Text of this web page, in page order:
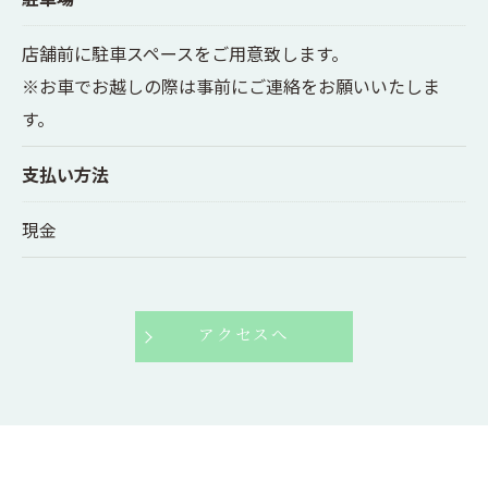
店舗前に駐車スペースをご用意致します。
※お車でお越しの際は事前にご連絡をお願いいたしま
す。
支払い方法
現金
アクセスへ